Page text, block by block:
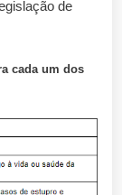
de
cada um dos